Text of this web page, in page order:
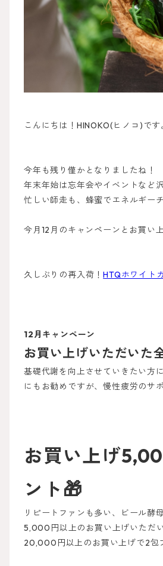
こんにちは！HINOKO(ヒノコ)です
今年も残り僅かとなりましたね！
年末年始は忘年会やイベントなど
忙しい師走も、蜂蜜でエネルギー
今月12月のキャンペーンとお買い
久しぶりの再入荷！HTQホワイト
12月キャンペーン
お買い上げいただいた
基礎代謝を向上させていきたい方
にもお勧めですが、慢性疲労のサ
お買い上げ
ント🎁
リピートファンも多い、ビール酵
5,000円以上のお買い上げいただ
20,000円以上のお買い上げで2包